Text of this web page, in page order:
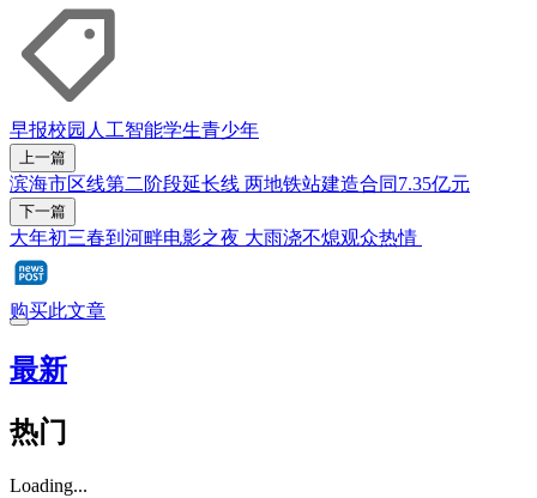
早报校园 人工智能学生青少年
上一篇
滨海市区线第二阶段延长线 两地铁站建造合同7.35亿元
下一篇
大年初三春到河畔电影之夜 大雨浇不熄观众热情
购买此文章
最新
热门
Loading...